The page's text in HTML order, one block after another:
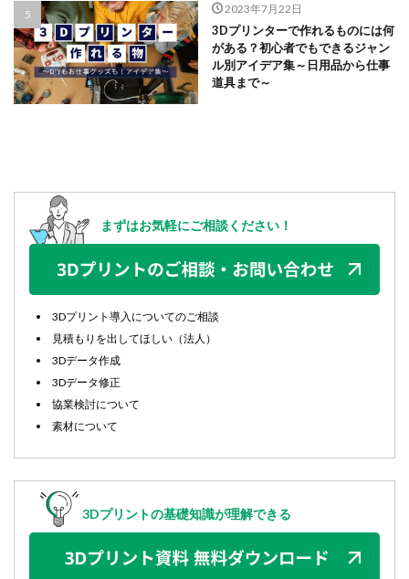
2023年7月22日
3Dプリンターで作れるものには何
がある？初心者でもできるジャン
ル別アイデア集～日用品から仕事
道具まで～
まずはお気軽にご相談ください！
3Dプリント導入についてのご相談
見積もりを出してほしい（法人）
3Dデータ作成
3Dデータ修正
協業検討について
素材について
3Dプリントの基礎知識が理解できる